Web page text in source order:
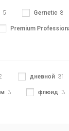
5 Gernetic 8
Premium
дневной 31
3 флюид 3